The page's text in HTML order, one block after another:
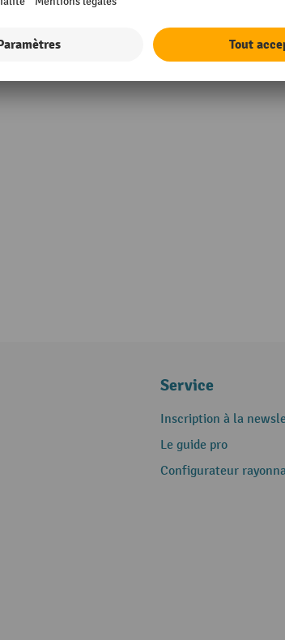
Service
Inscription à la
Le guide pro
Configurateur